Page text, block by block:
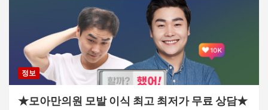
정보
★모아만의원 모발 이식 최고 최저가 무료 상담★